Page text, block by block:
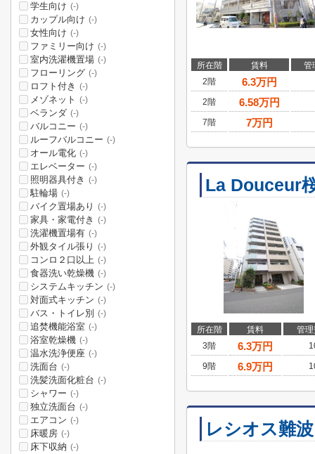
所在階 賃料
管
2階
6.3万円
2階 6.58万円
7階 7万円
La Douceur
所在階 賃料
管
3階
6.3万円
9階 6.9万円
レシオス難波
学生向け (-)
カップル向け (-)
女性向け (-)
ファミリー向け (-)
室内洗濯機置場 (-)
フローリング (-)
ロフト付き (-)
メゾネット (-)
ベランダ (-)
バルコニー (-)
ルーフバルコニー (-)
オール電化 (-)
エレベーター (-)
照明器具付き (-)
駐輪場 (-)
バイク置場あり (-)
家具・家電付き (-)
洗濯機置場有 (-)
外観タイル張り (-)
コンロ２口以上 (-)
食器洗い乾燥機 (-)
システムキッチン (-)
対面式キッチン (-)
バス・トイレ別 (-)
追焚機能浴室 (-)
浴室乾燥機 (-)
温水洗浄便座 (-)
洗面台 (-)
洗髪洗面化粧台 (-)
シャワー (-)
独立洗面台 (-)
エアコン (-)
床暖房 (-)
床下収納 (-)